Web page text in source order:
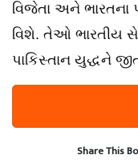
વિજેતા અને ભારતના
વિશે. તેઓ ભારતીય
પાકિસ્તાન યુદ્ધને
Share This